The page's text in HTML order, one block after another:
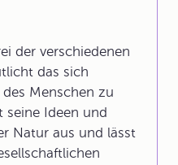
der verschiedenen
das sich
Menschen zu
seine Ideen und
Natur aus und lässt